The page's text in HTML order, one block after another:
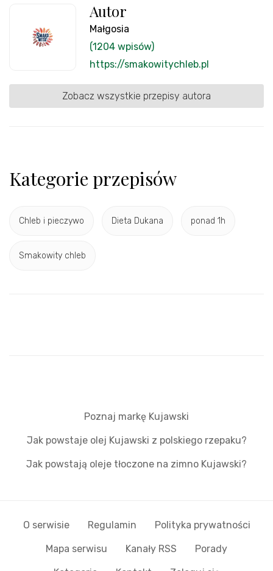
Autor
Małgosia
(1204 wpisów)
https://smakowitychleb.pl
Zobacz wszystkie przepisy autora
Kategorie przepisów
Chleb i pieczywo Dieta Dukana ponad 1h
Smakowity chleb
Poznaj markę Kujawski
Jak powstaje olej Kujawski z polskiego rzepaku?
Jak powstają oleje tłoczone na zimno Kujawski?
O serwisie Regulamin Polityka prywatności
Mapa serwisu Kanały RSS Porady